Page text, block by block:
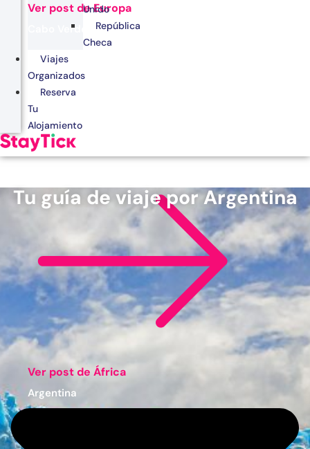
Ver post de Europa
Cabo Verde
Egipto
Kenia
Marruecos
Zanzíbar
Ver post de África
Argentina
Unido
República
Checa
Viajes
Organizados
Reserva
Tu
Alojamiento
Tu guía de viaje por Argentina